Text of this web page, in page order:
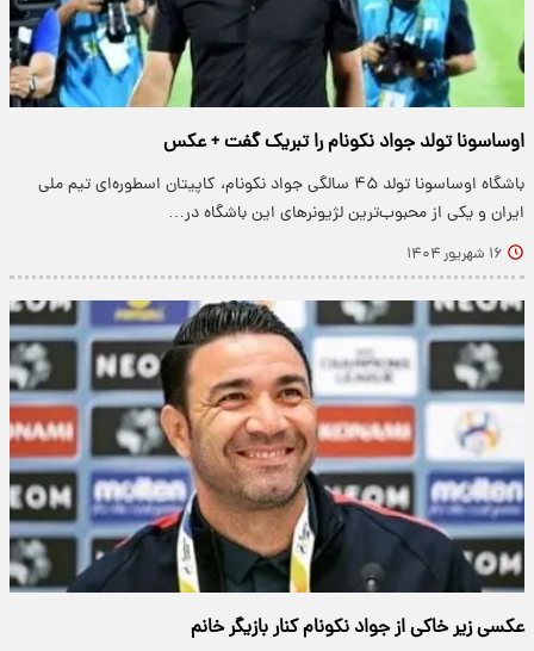
اوساسونا تولد جواد نکونام را تبریک گفت + عکس
باشگاه اوساسونا تولد ۴۵ سالگی جواد نکونام، کاپیتان اسطوره‌ای تیم ملی
ایران و یکی از محبوب‌ترین لژیونرهای این باشگاه در…
۱۶ شهریور ۱۴۰۴
عکسی زیر خاکی از جواد نکونام کنار بازیگر خانم